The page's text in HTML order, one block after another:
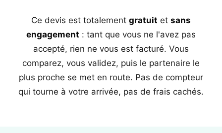
Ce devis est totalement gratuit et sans
engagement : tant que vous ne l'avez pas
accepté, rien ne vous est facturé. Vous
comparez, vous validez, puis le partenaire le
plus proche se met en route. Pas de compteur
qui tourne à votre arrivée, pas de frais cachés.